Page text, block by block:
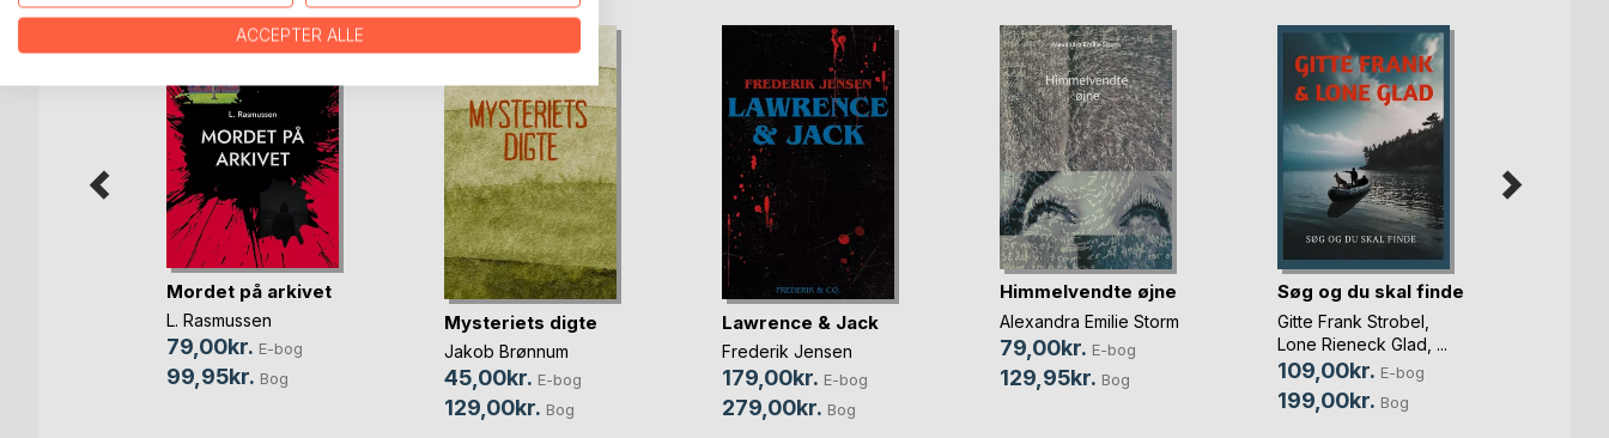
Mordet på arkivet
L. Rasmussen
79,00kr. E-bog
99,95kr. Bog
Mysteriets digte
Jakob Brønnum
45,00kr. E-bog
129,00kr. Bog
Lawrence & Jack
Frederik Jensen
179,00kr. E-bog
279,00kr. Bog
Himmelvendte øjne
Alexandra Emilie Storm
79,00kr. E-bog
129,95kr. Bog
Søg og du skal finde
Gitte Frank Strobel
Lone Rieneck Glad , ...
109,00kr. E-bog
199,00kr. Bog
ACCEPTER ALLE